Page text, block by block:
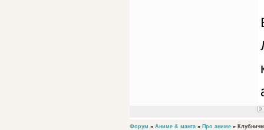
Форум » Аниме & манга » Про аниме »